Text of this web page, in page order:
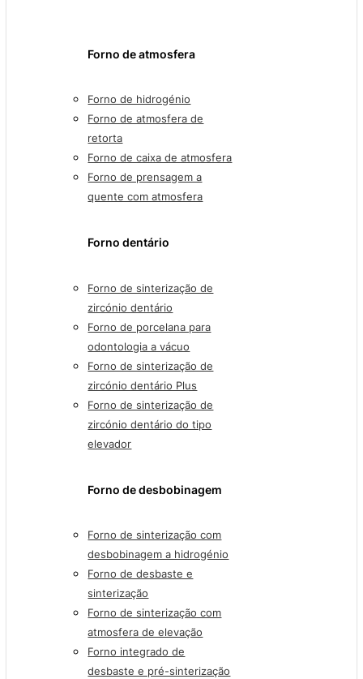
Forno de atmosfera
Forno de hidrogénio
Forno de atmosfera de
retorta
Forno de caixa de atmosfera
Forno de prensagem a
quente com atmosfera
Forno dentário
Forno de sinterização de
zircónio dentário
Forno de porcelana para
odontologia a vácuo
Forno de sinterização de
zircónio dentário Plus
Forno de sinterização de
zircónio dentário do tipo
elevador
Forno de desbobinagem
Forno de sinterização com
desbobinagem a hidrogénio
Forno de desbaste e
sinterização
Forno de sinterização com
atmosfera de elevação
Forno integrado de
desbaste e pré-sinterização